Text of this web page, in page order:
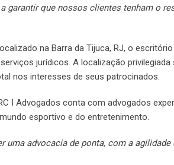
garantir que nossos clientes tenham o
na Barra da Tijuca, RJ, o
jurídicos. A localização
nos interesses de seus patrocinados.
I Advogados conta com advogados
esportivo e do entretenimento.
uma advocacia de ponta, com a